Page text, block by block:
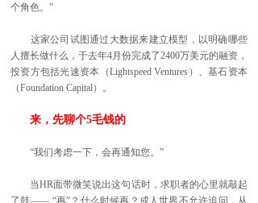
个角色。”
这家公司试图通过大数据来建立模型，以明确哪些
人擅长做什么，于去年4月份完成了2400万美元的融资，
投资方包括光速资本（Lightspeed Ventures）、基石资本
（Foundation Capital）。
来，先聊个5毛钱的
“我们考虑一下，会再通知您。”
当HR面带微笑说出这句话时，求职者的心里就敲起
了鼓—— “再”？什么时候再？成人世界不允许追问，从